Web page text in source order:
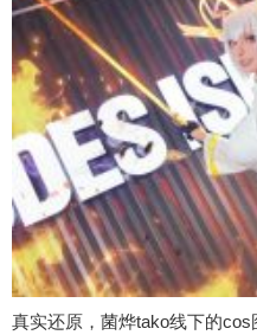
真实还原，菌烨tako线下的cos